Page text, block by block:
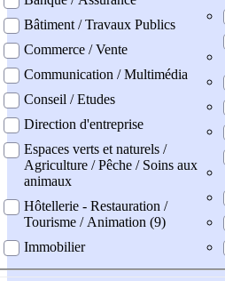
Bâtiment / Travaux Publics
Commerce / Vente
Communication / Multimédia
Conseil / Etudes
Direction d'entreprise
Espaces verts et naturels /
Agriculture / Pêche / Soins aux
animaux
Hôtellerie - Restauration /
Tourisme / Animation (9)
Immobilier